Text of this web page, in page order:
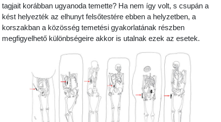
tagjait korábban ugyanoda temette? Ha nem így volt, s csupán a
kést helyezték az elhunyt felsőtestére ebben a helyzetben, a
korszakban a közösség temetési gyakorlatának részben
megfigyelhető különbségeire akkor is utalnak ezek az esetek.